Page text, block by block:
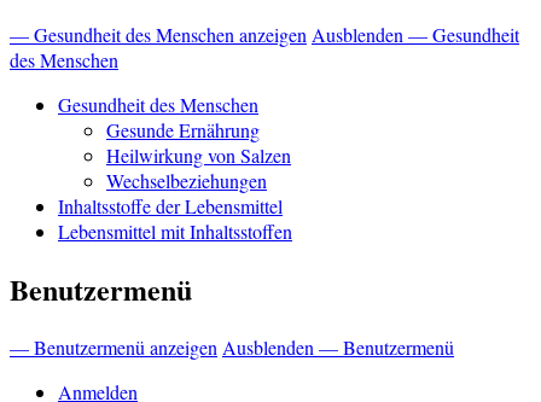
— Gesundheit des Menschen anzeigen Ausblenden — Gesundheit
des Menschen
Gesundheit des Menschen
Gesunde Ernährung
Heilwirkung von Salzen
Wechselbeziehungen
Inhaltsstoffe der Lebensmittel
Lebensmittel mit Inhaltsstoffen
Benutzermenü
— Benutzermenü anzeigen Ausblenden — Benutzermenü
Anmelden